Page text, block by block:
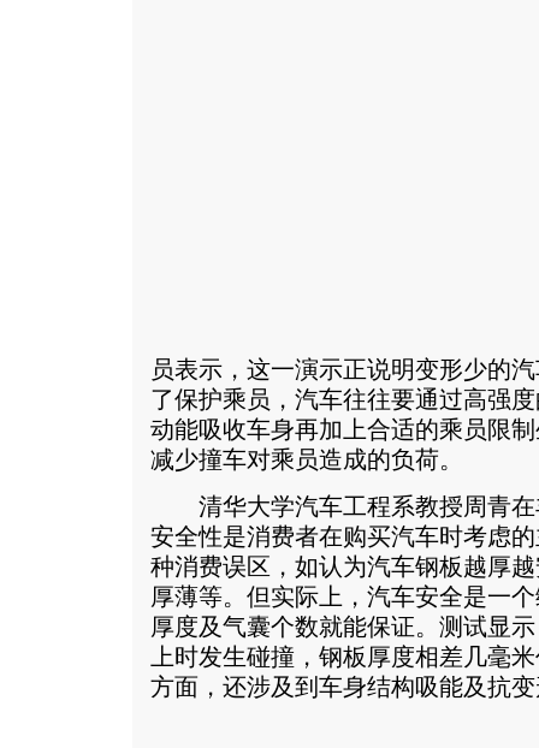
员表示，这一演示正说明变形少的
了保护乘员，汽车往往要通过高强
动能吸收车身再加上合适的乘员限
减少撞车对乘员造成的负荷。
清华大学汽车工程系教授周青在
安全性是消费者在购买汽车时考虑
种消费误区，如认为汽车钢板越厚
厚薄等。但实际上，汽车安全是一
厚度及气囊个数就能保证。测试显
上时发生碰撞，钢板厚度相差几毫
方面，还涉及到车身结构吸能及抗